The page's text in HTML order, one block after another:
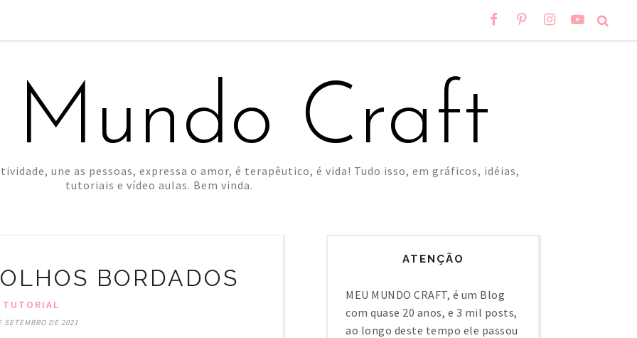
Craft
une as pessoas, expressa o amor, é terapêutico, é vida! Tudo isso, em gráficos, idéias,
tutoriais e vídeo aulas. Bem vinda.
BORDADOS
TUTORIAL
SETEMBRO DE 2021
ATENÇÃO
MEU MUNDO CRAFT, é um Blog
com quase 20 anos, e 3 mil posts,
ao longo deste tempo ele passou